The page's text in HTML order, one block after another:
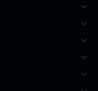
keyboard_arrow_down
keyboard_arrow_down
keyboard_arrow_down
keyboard_arrow_down
keyboard_arrow_down